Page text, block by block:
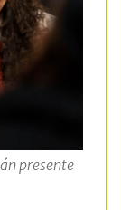
presente